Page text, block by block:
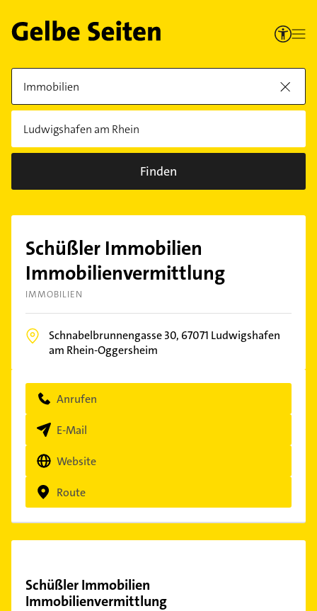
Finden
Schüßler Immobilien
Immobilienvermittlung
IMMOBILIEN
Schnabelbrunnengasse 30, 67071 Ludwigshafen
am Rhein-Oggersheim
Anrufen
E-Mail
Website
Route
Schüßler Immobilien
Immobilienvermittlung